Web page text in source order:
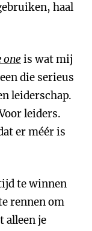
haal
one is wat mij
die serieus
leiderschap.
leiders.
er méér is
te winnen
rennen om
alleen je